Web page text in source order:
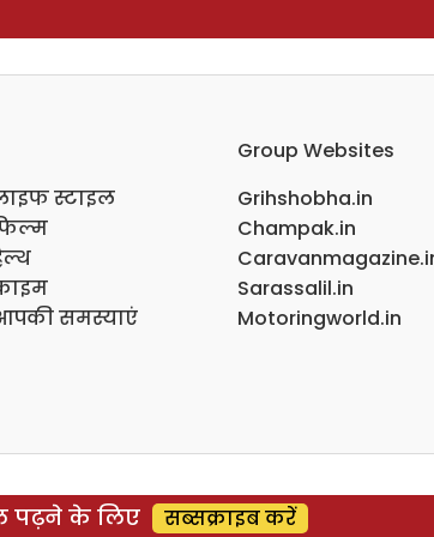
स्टाइल
समस्याएं
Group Websites
Grihshobha.in
Champak.in
Sarassalil.in
Motoringworld.in
पढ़ने के लिए सब्सक्राइब करें